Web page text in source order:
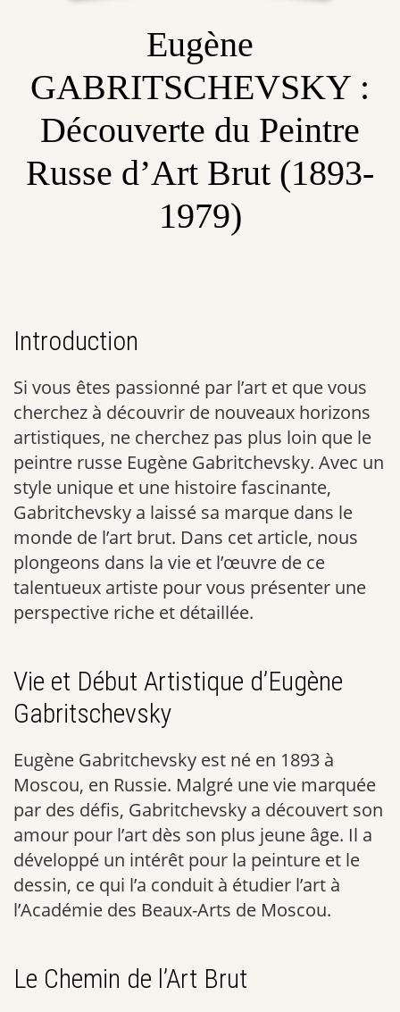
Eugène
GABRITSCHEVSKY :
Découverte du Peintre
Russe d’Art Brut (1893-
1979)
Introduction
Si vous êtes passionné par l’art et que vous
cherchez à découvrir de nouveaux horizons
artistiques, ne cherchez pas plus loin que le
peintre russe Eugène Gabritchevsky. Avec un
style unique et une histoire fascinante,
Gabritchevsky a laissé sa marque dans le
monde de l’art brut. Dans cet article, nous
plongeons dans la vie et l’œuvre de ce
talentueux artiste pour vous présenter une
perspective riche et détaillée.
Vie et Début Artistique d’Eugène
Gabritschevsky
Eugène Gabritchevsky est né en 1893 à
Moscou, en Russie. Malgré une vie marquée
par des défis, Gabritchevsky a découvert son
amour pour l’art dès son plus jeune âge. Il a
développé un intérêt pour la peinture et le
dessin, ce qui l’a conduit à étudier l’art à
l’Académie des Beaux-Arts de Moscou.
Le Chemin de l’Art Brut